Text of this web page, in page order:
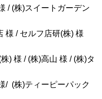
/ (株)スイートガーデン
様 / セルフ店研(株) 様
) 様 / (株)高山 様 / (株)タ
/ (株)ティーピーパック